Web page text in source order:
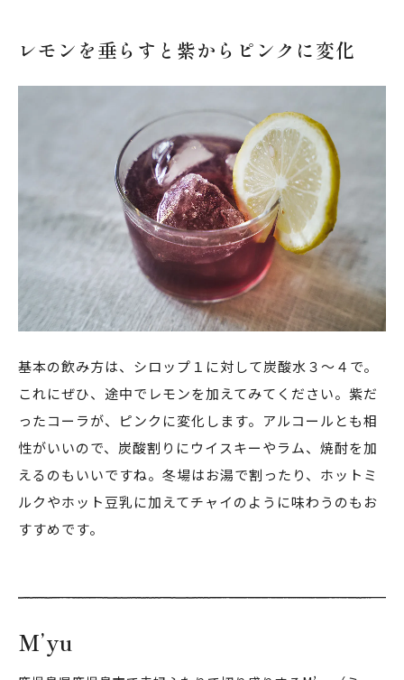
レモンを垂らすと紫からピンクに変化
基本の飲み方は、シロップ１に対して炭酸水３～４で。
これにぜひ、途中でレモンを加えてみてください。紫だ
ったコーラが、ピンクに変化します。アルコールとも相
性がいいので、炭酸割りにウイスキーやラム、焼酎を加
えるのもいいですね。冬場はお湯で割ったり、ホットミ
ルクやホット豆乳に加えてチャイのように味わうのもお
すすめです。
M’yu